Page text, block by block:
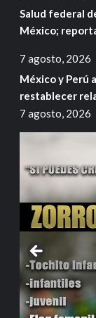
Salud federal
México;
7 agosto, 2026
México y Perú
restablecer
7 agosto, 2026